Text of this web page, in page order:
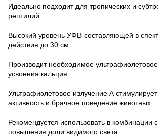
Идеально подходит для тропических и
рептилий
Высокий уровень УФВ-составляющей в
действия до 30 см
Производит необходимое
усвоения кальция
Ультрафиолетовое излучение А
активность и брачное поведение животных
Рекомендуется использовать в комбинации
повышения доли видимого света